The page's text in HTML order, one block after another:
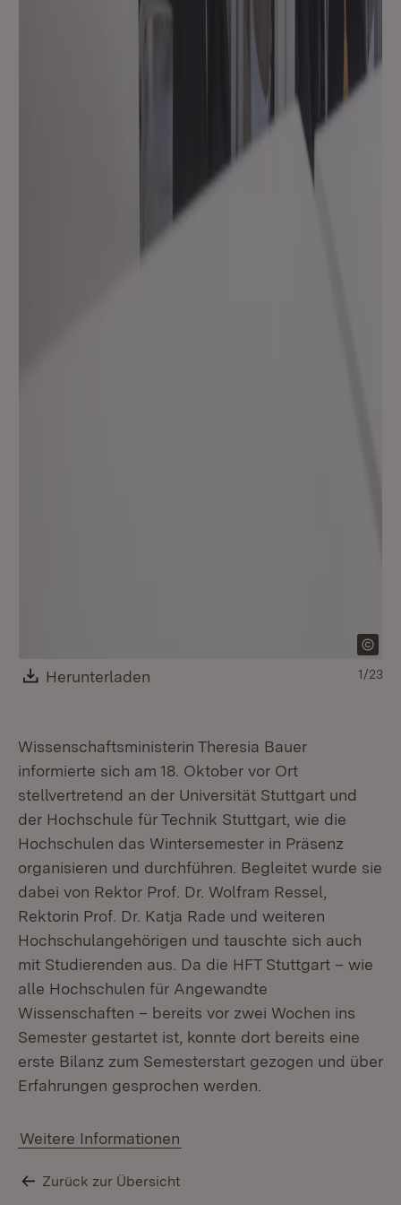
Download:
Herunterladen 1/23
Wissenschaftsministerin Theresia Bauer
informierte sich am 18. Oktober vor Ort
stellvertretend an der Universität Stuttgart und
der Hochschule für Technik Stuttgart, wie die
Hochschulen das Wintersemester in Präsenz
organisieren und durchführen. Begleitet wurde sie
dabei von Rektor Prof. Dr. Wolfram Ressel,
Rektorin Prof. Dr. Katja Rade und weiteren
Hochschulangehörigen und tauschte sich auch
mit Studierenden aus. Da die HFT Stuttgart – wie
alle Hochschulen für Angewandte
Wissenschaften – bereits vor zwei Wochen ins
Semester gestartet ist, konnte dort bereits eine
erste Bilanz zum Semesterstart gezogen und über
Erfahrungen gesprochen werden.
Weitere Informationen
Zurück zur Übersicht